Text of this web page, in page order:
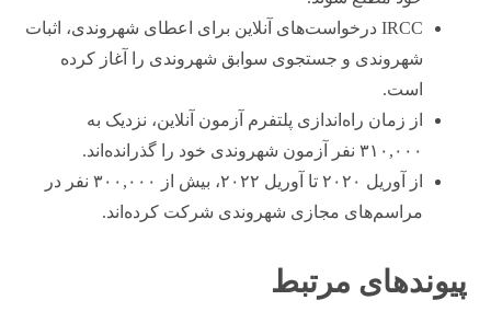
IRCC درخواست‌های آنلاین برای اعطای شهروندی، اثبات
شهروندی و جستجوی سوابق شهروندی را آغاز کرده
است.
از زمان راه‌اندازی پلتفرم آزمون آنلاین، نزدیک به
۳۱۰,۰۰۰ نفر آزمون شهروندی خود را گذرانده‌اند.
از آوریل ۲۰۲۰ تا آوریل ۲۰۲۲، بیش از ۳۰۰,۰۰۰ نفر در
مراسم‌های مجازی شهروندی شرکت کرده‌اند.
پیوندهای مرتبط